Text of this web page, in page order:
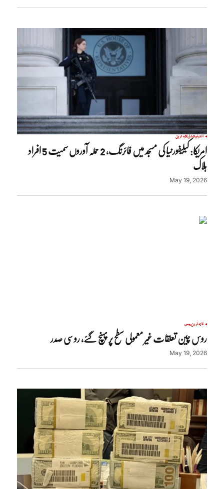
انٹرنیشنلتازہ ترین
امریکا: کیلیفورنیا کی مسجد میں فائرنگ، 2 حملہ آوروں سمیت 5 افراد
ہلاک
May 19, 2026
تازہ ترینروس
روس چین تعلقات غیر معمولی سطح پر پہنچ گئے، روسی صدر
May 19, 2026